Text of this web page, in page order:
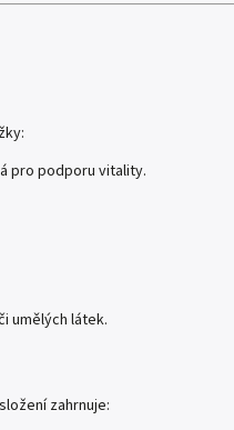
pro podporu vitality.
umělých látek.
zahrnuje: